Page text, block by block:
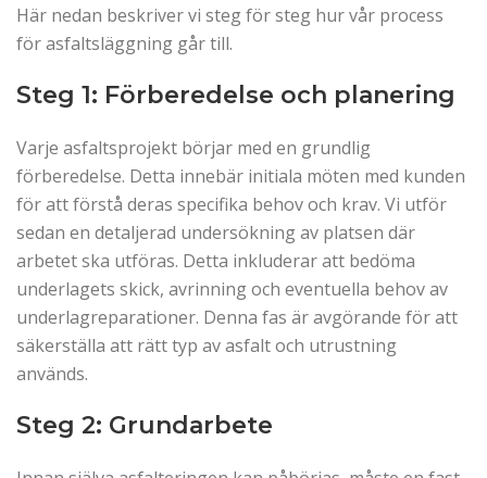
Här nedan beskriver vi steg för steg hur vår process
för asfaltsläggning går till.
Steg 1: Förberedelse och planering
Varje asfaltsprojekt börjar med en grundlig
förberedelse. Detta innebär initiala möten med kunden
för att förstå deras specifika behov och krav. Vi utför
sedan en detaljerad undersökning av platsen där
arbetet ska utföras. Detta inkluderar att bedöma
underlagets skick, avrinning och eventuella behov av
underlagreparationer. Denna fas är avgörande för att
säkerställa att rätt typ av asfalt och utrustning
används.
Steg 2: Grundarbete